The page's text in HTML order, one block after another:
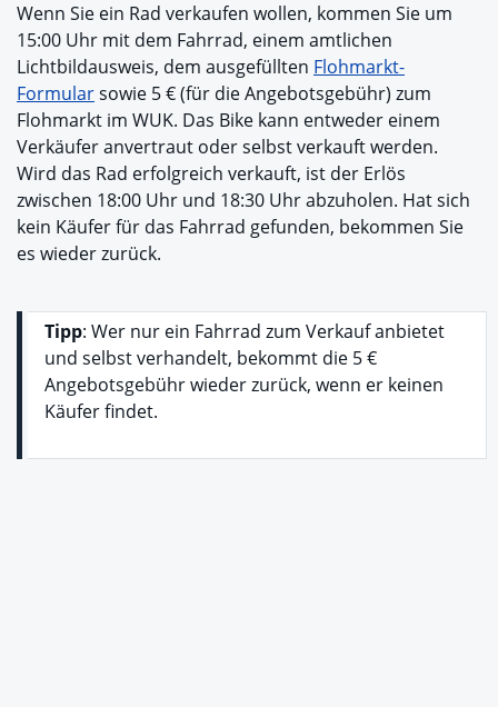
Wenn Sie ein Rad verkaufen wollen, kommen Sie um
15:00 Uhr mit dem Fahrrad, einem amtlichen
Lichtbildausweis, dem ausgefüllten Flohmarkt-
Formularsowie 5 € (für die Angebotsgebühr) zum
Flohmarkt im WUK. Das Bike kann entweder einem
Verkäufer anvertraut oder selbst verkauft werden.
Wird das Rad erfolgreich verkauft, ist der Erlös
zwischen 18:00 Uhr und 18:30 Uhr abzuholen. Hat sich
kein Käufer für das Fahrrad gefunden, bekommen Sie
es wieder zurück.
Tipp: Wer nur ein Fahrrad zum Verkauf anbietet
und selbst verhandelt, bekommt die 5 €
Angebotsgebühr wieder zurück, wenn er keinen
Käufer findet.